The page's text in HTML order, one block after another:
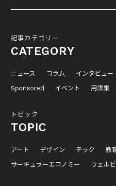
記事カテゴリー
CATEGORY
ニュース コラム インタビュー
Sponsored
イベント 用語集
トピック
TOPIC
アート デザイン テック 教
サーキュラーエコノミー
ウェル